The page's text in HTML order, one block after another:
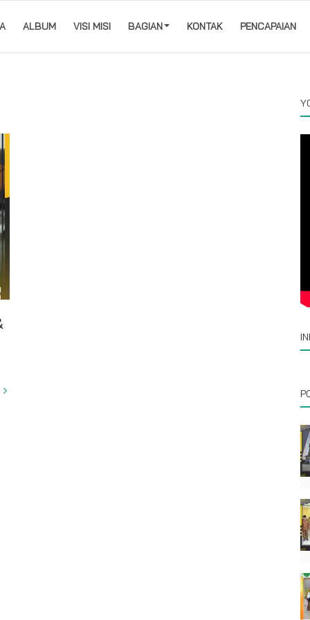
ALBUM VISI MISI BAGIAN KONTAK PENCAPAIAN